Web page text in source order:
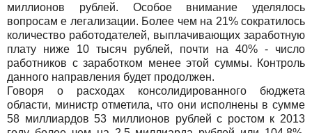
миллионов рублей. Особое внимание уделялось
вопросам е легализации. Более чем на 21% сократилось
количество работодателей, выплачивающих заработную
плату ниже 10 тысяч рублей, почти на 40% - число
работников с заработком менее этой суммы. Контроль
данного направления будет продолжен.
Говоря о расходах консолидированного бюджета
области, министр отметила, что они исполнены в сумме
58 миллиардов 53 миллионов рублей с ростом к 2013